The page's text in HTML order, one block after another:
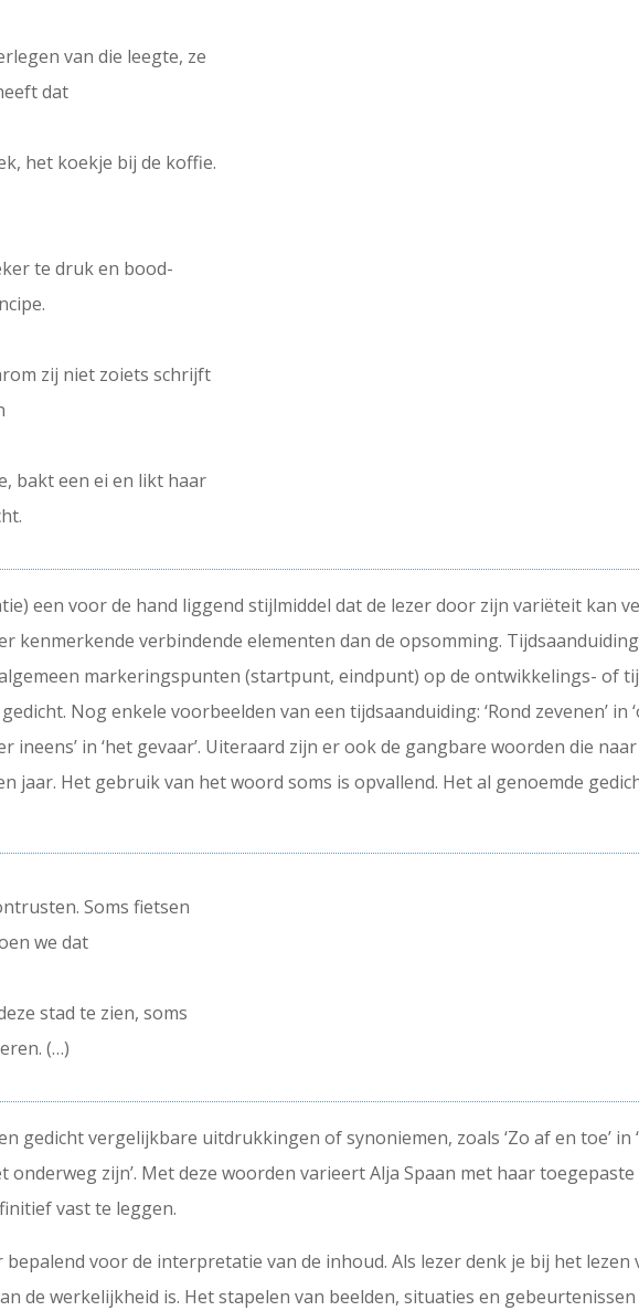
van die leegte, ze
dat
het koekje bij de koffie.
te druk en bood-
zij niet zoiets schrijft
bakt een ei en likt haar
een voor de hand liggend stijlmiddel dat de lezer door zijn variëteit kan
kenmerkende verbindende elementen dan de opsomming.
markeringspunten (startpunt, eindpunt) op de ontwikkelings- of
Nog enkele voorbeelden van een tijdsaanduiding: ‘Rond zevenen’ in
ineens’ in ‘het gevaar’. Uiteraard zijn er ook de gangbare woorden die
jaar. Het gebruik van het woord soms is opvallend. Het al genoemde
Soms fietsen
we dat
stad te zien, soms
(…)
vergelijkbare uitdrukkingen of synoniemen, zoals ‘Zo af en toe’ in
onderweg zijn’. Met deze woorden varieert Alja Spaan met haar
vast te leggen.
voor de interpretatie van de inhoud. Als lezer denk je bij het lezen
de werkelijkheid is. Het stapelen van beelden, situaties en